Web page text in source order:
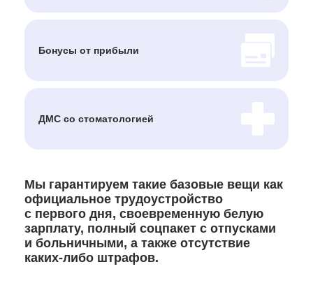
Бонусы от прибыли
ДМС со стоматологией
Мы гарантируем такие базовые вещи как
официальное трудоустройство
с первого дня, своевременную белую
зарплату, полный соцпакет с отпусками
и больничными, а также отсутствие
каких-либо штрафов.